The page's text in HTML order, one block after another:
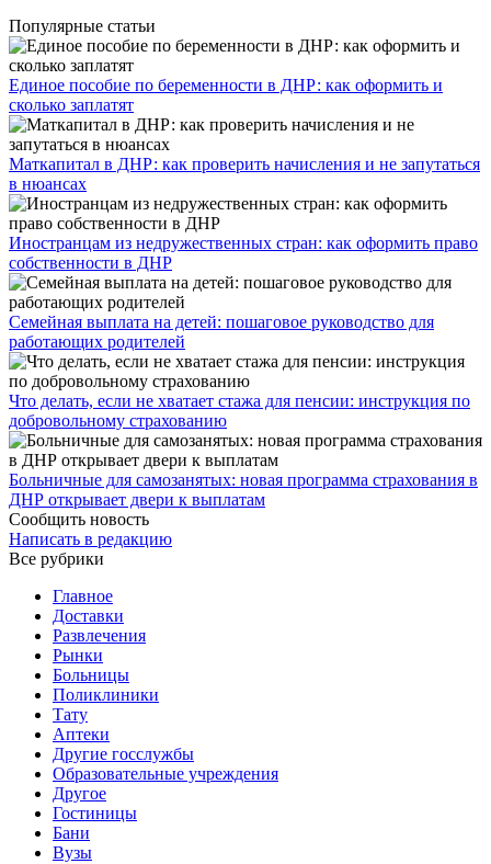
Популярные статьи
Единое пособие по беременности в ДНР: как оформить и
сколько заплатят
​Маткапитал в ДНР: как проверить начисления и не запутаться
в нюансах
Иностранцам из недружественных стран: как оформить право
собственности в ДНР
Семейная выплата на детей: пошаговое руководство для
работающих родителей
Что делать, если не хватает стажа для пенсии: инструкция по
добровольному страхованию
Больничные для самозанятых: новая программа страхования в
ДНР открывает двери к выплатам
Сообщить новость
Написать в редакцию
Все рубрики
Главное
Доставки
Развлечения
Рынки
Больницы
Поликлиники
Тату
Аптеки
Другие госслужбы
Образовательные учреждения
Другое
Гостиницы
Бани
Вузы